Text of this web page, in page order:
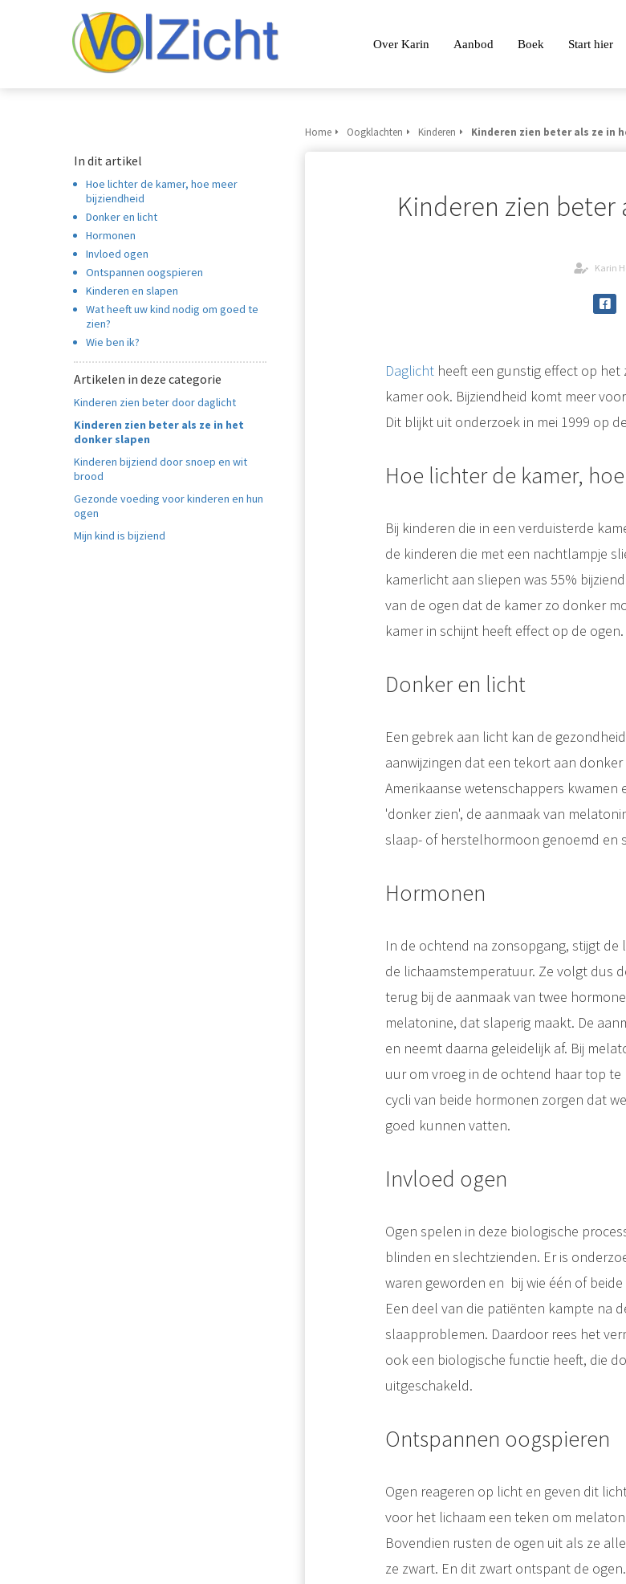
Over Karin Aanbod Boek Start hier
In dit artikel
Hoe lichter de kamer, hoe meer
bijziendheid
Donker en licht
Hormonen
Invloed ogen
Ontspannen oogspieren
Kinderen en slapen
Wat heeft uw kind nodig om goed te
zien?
Wie ben ik?
Artikelen in deze categorie
Kinderen zien beter door daglicht
Kinderen zien beter als ze in het
donker slapen
Kinderen bijziend door snoep en wit
brood
Gezonde voeding voor kinderen en hun
ogen
Mijn kind is bijziend
Home Oogklachten Kinderen Kinderen zien beter als ze in
Kinderen zien beter
Karin
Daglichtheeft een gunstig effect op het
kamer ook. Bijziendheid komt meer
Dit blijkt uit onderzoek in mei 1999 op
Hoe lichter de kamer,
Bij kinderen die in een verduisterde
de kinderen die met een nachtlampje
kamerlicht aan sliepen was 55%
van de ogen dat de kamer zo donker
kamer in schijnt heeft effect op de ogen.
Donker en licht
Een gebrek aan licht kan de
aanwijzingen dat een tekort aan
Amerikaanse wetenschappers
'donker zien', de aanmaak van
slaap- of herstelhormoon genoemd
Hormonen
In de ochtend na zonsopgang, stijgt
de lichaamstemperatuur. Ze volgt dus
terug bij de aanmaak van twee
melatonine, dat slaperig maakt. De
en neemt daarna geleidelijk af. Bij
uur om vroeg in de ochtend haar top
cycli van beide hormonen zorgen dat
goed kunnen vatten.
Invloed ogen
Ogen spelen in deze biologische
blinden en slechtzienden. Er is
waren geworden en bij wie één of
Een deel van die patiënten kampte na
slaapproblemen. Daardoor rees het
ook een biologische functie heeft, die
uitgeschakeld.
Ontspannen oogspieren
Ogen reageren op licht en geven dit
voor het lichaam een teken om
Bovendien rusten de ogen uit als ze
ze zwart. En dit zwart ontspant de